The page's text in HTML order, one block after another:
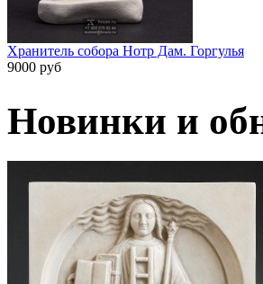
Хранитель собора Нотр Дам. Горгулья
9000 руб
Новинки и